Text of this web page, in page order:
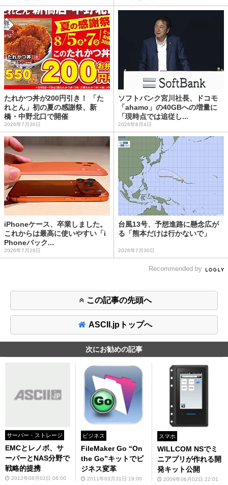
たれかつ丼が200円引き！ 「た
れとん」初の夏の感謝祭、新
橋・中野北口で開催
2026年7月30日
ソフトバンク宮川社長、ドコモ
「ahamo」の40GBへの増量に
「現時点では追従し...
2026年8月4日
iPhoneケース、卒業しました。
これからは最高に使いやすい「i
Phoneバック...
2026年7月28日
台風13号、予想進路に懸念広が
る「熊本だけは行かないで」
2026年7月30日
Recommended by
この記事の先頭へ
ASCII.jpトップへ
次にお勧めの記事
サーバー・ストレージ
EMCとレノボ、サ
ーバーとNAS分野で
戦略的提携
2012年08月02日 06:00
ビジネス
FileMaker Go “On
the Go”キットでビ
ジネス変革
2011年03月31日 19:00
スマホ
WILLCOM NSでミ
ニアプリが作れる開
発キット公開
2009年06月02日 22:01